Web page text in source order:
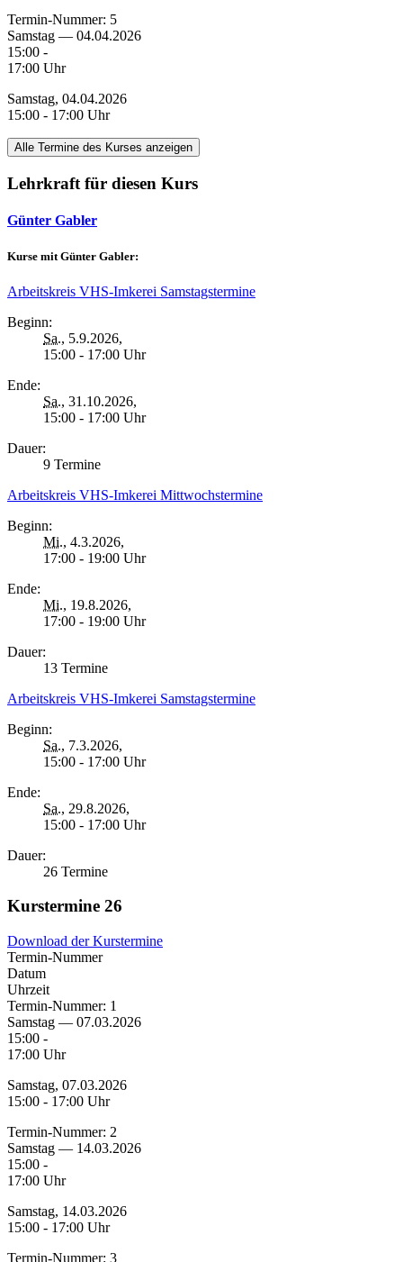
Termin-Nummer: 5
Samstag — 04.04.2026
15:00 -
17:00 Uhr
Samstag, 04.04.2026
15:00 - 17:00 Uhr
Alle Termine des Kurses anzeigen
Lehrkraft für diesen Kurs
Günter Gabler
Kurse mit Günter Gabler:
Arbeitskreis VHS-Imkerei Samstagstermine
Beginn:
Sa., 5.9.2026,
15:00 - 17:00 Uhr
Ende:
Sa., 31.10.2026,
15:00 - 17:00 Uhr
Dauer:
9 Termine
Arbeitskreis VHS-Imkerei Mittwochstermine
Beginn:
Mi., 4.3.2026,
17:00 - 19:00 Uhr
Ende:
Mi., 19.8.2026,
17:00 - 19:00 Uhr
Dauer:
13 Termine
Arbeitskreis VHS-Imkerei Samstagstermine
Beginn:
Sa., 7.3.2026,
15:00 - 17:00 Uhr
Ende:
Sa., 29.8.2026,
15:00 - 17:00 Uhr
Dauer:
26 Termine
Kurstermine 26
Download der Kurstermine
Termin-Nummer
Datum
Uhrzeit
Termin-Nummer: 1
Samstag — 07.03.2026
15:00 -
17:00 Uhr
Samstag, 07.03.2026
15:00 - 17:00 Uhr
Termin-Nummer: 2
Samstag — 14.03.2026
15:00 -
17:00 Uhr
Samstag, 14.03.2026
15:00 - 17:00 Uhr
Termin-Nummer: 3